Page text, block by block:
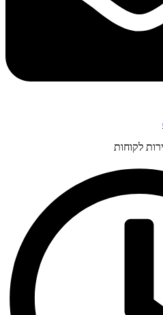
לקוחות